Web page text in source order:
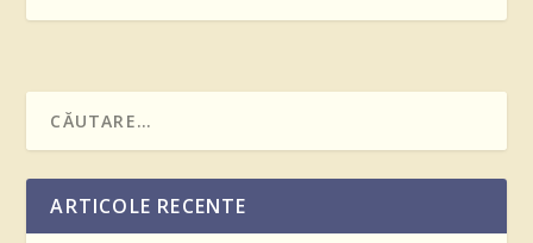
ARTICOLE RECENTE